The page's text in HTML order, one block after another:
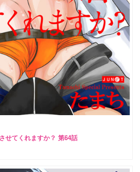
せてくれますか？ 第64話